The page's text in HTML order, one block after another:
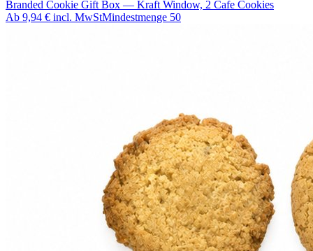
Branded Cookie Gift Box — Kraft Window, 2 Cafe Cookies
Ab 9,94 € incl. MwStMindestmenge 50